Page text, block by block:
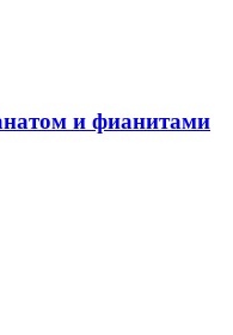
и фианитами